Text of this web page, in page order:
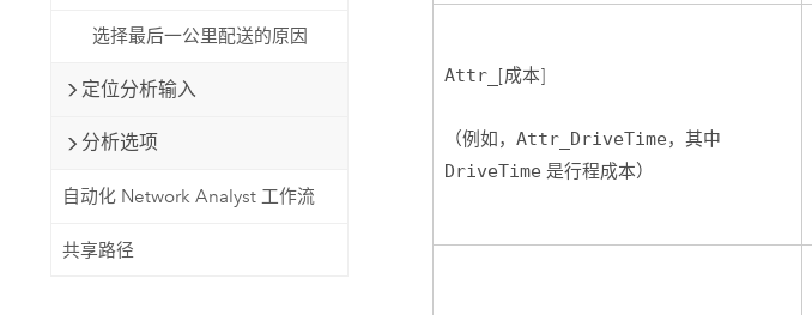
选择最后一公里配送的原因
定位分析输入
分析选项
自动化 Network Analyst 工作流
共享路径
Attr_ [成本]
（例如，Attr_DriveTime，其中
DriveTime 是行程成本）